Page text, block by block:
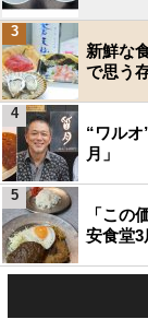
新鮮な
で思う
3
“ワル
月」
4
「この
安食堂3
5